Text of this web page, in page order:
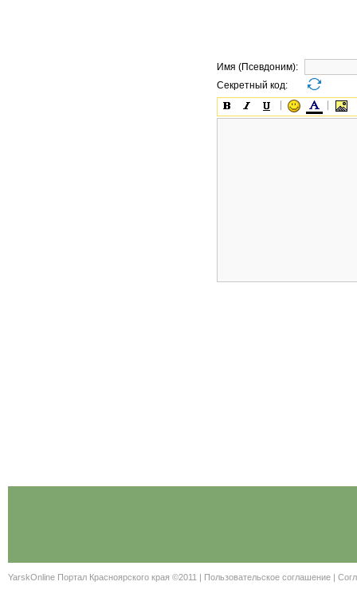
Имя (Псевдоним):
Секретный код:
YarskOnline Портал Красноярского края ©2011 | Пользовательское соглашение |